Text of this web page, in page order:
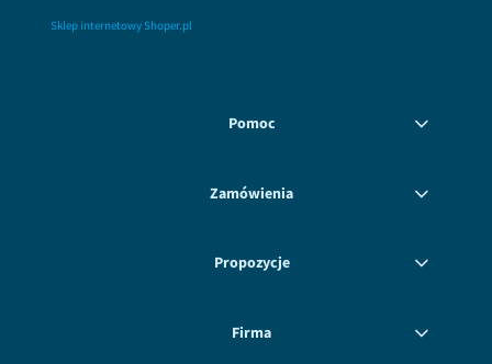
Sklep internetowy Shoper.pl
Pomoc
Zamówienia
Propozycje
Firma